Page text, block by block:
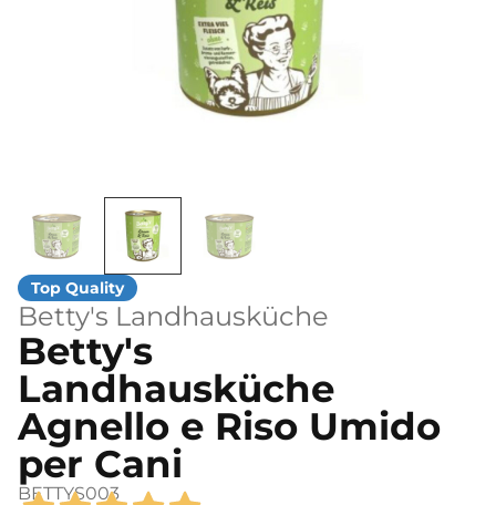
Betty's Landhausküche
Betty's
Landhausküche
Agnello e Riso Umido
per Cani
BETTYS003